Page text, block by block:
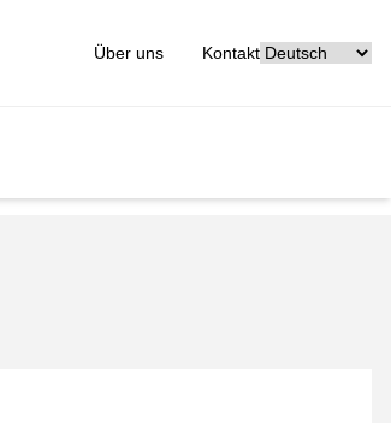
Über uns Kontakt